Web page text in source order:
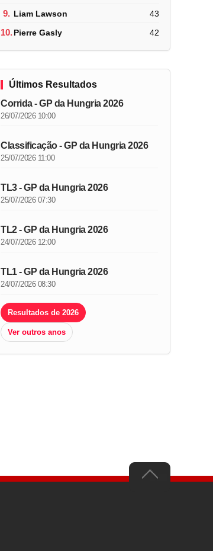
9. Liam Lawson 43
10.Pierre Gasly 42
Últimos Resultados
Corrida - GP da Hungria 2026
26/07/2026 10:00
Classificação - GP da Hungria 2026
25/07/2026 11:00
TL3 - GP da Hungria 2026
25/07/2026 07:30
TL2 - GP da Hungria 2026
24/07/2026 12:00
TL1 - GP da Hungria 2026
24/07/2026 08:30
Resultados de 2026
Ver outros anos